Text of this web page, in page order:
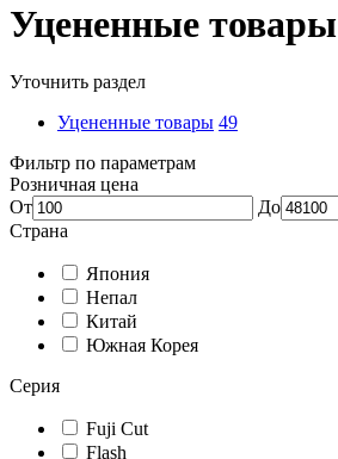
Уцененные товары
Уточнить раздел
Уцененные товары 49
Фильтр по параметрам
Розничная цена
От
До
Страна
Япония
Непал
Китай
Южная Корея
Серия
Fuji Cut
Flash